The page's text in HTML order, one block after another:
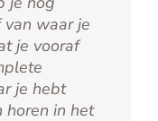
waar je
je vooraf
je hebt
horen in het